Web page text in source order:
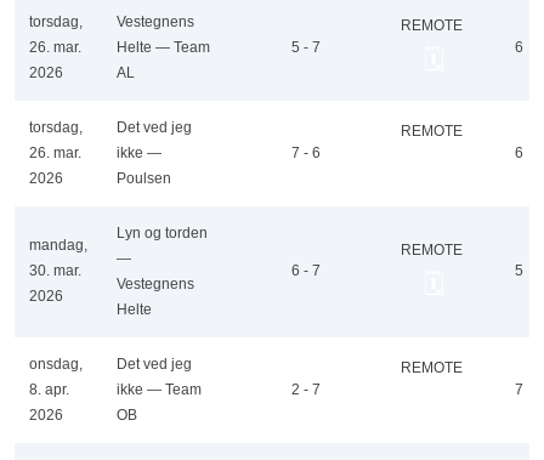
torsdag,
26. mar.
2026
Vestegnens
Helte — Team
AL
5 - 7
REMOTE
6
torsdag,
26. mar.
2026
Det ved jeg
ikke —
Poulsen
7 - 6
REMOTE
6
mandag,
30. mar.
2026
Lyn og torden
—
Vestegnens
Helte
6 - 7
REMOTE
5
onsdag,
8. apr.
2026
Det ved jeg
ikke — Team
OB
2 - 7
REMOTE
7